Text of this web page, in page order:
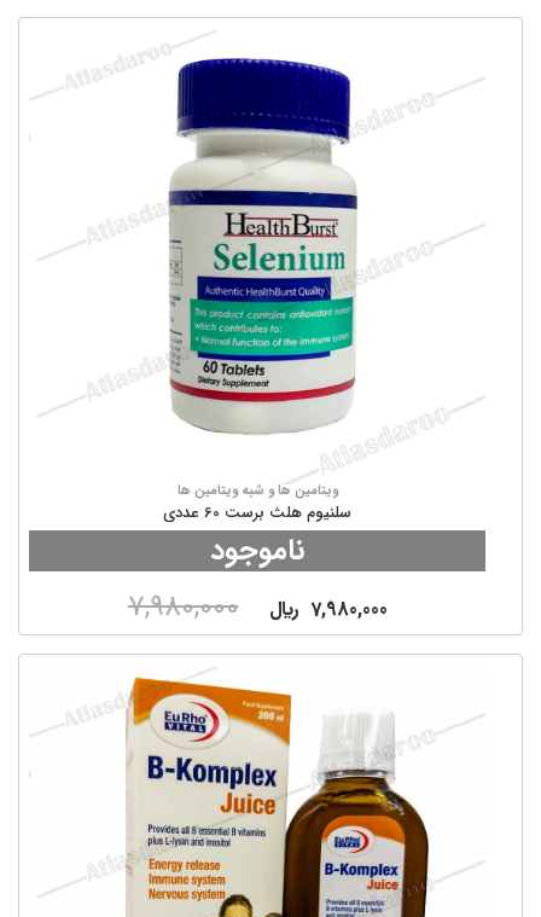
ویتامین ها و شبه ویتامین ها
سلنیوم هلث برست 60 عددی
ناموجود
7,980,000 ريال 7,980,000